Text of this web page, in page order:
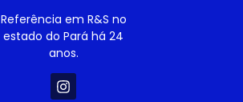
Referência em R&S no
estado do Pará há 24
anos.